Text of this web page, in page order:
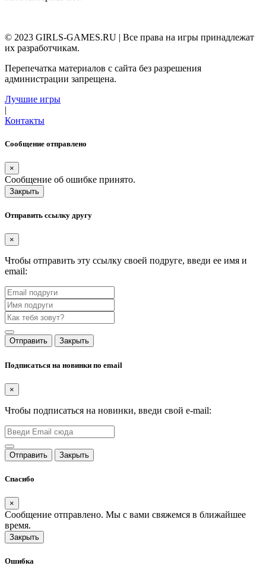
© 2023 GIRLS-GAMES.RU | Все права на игры принадлежат
их разработчикам.
Перепечатка материалов с сайта без разрешения
администрации запрещена.
Лучшие игры
|
Контакты
Сообщение отправлено
×
Сообщение об ошибке принято.
Закрыть
Отправить ссылку другу
×
Чтобы отправить эту ссылку своей подруге, введи ее имя и
email:
Отправить Закрыть
Подписаться на новинки по email
×
Чтобы подписаться на новинки, введи свой e-mail:
Отправить Закрыть
Спасибо
×
Сообщение отправлено. Мы с вами свяжемся в ближайшее
время.
Закрыть
Ошибка